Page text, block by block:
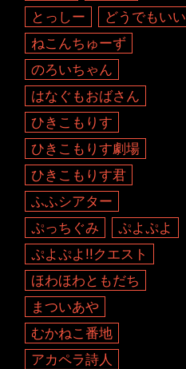
とっしー
どうでもいい
ねこんちゅーず
のろいちゃん
はなぐもおばさん
ひきこもりす
ひきこもりす劇場
ひきこもりす君
ふふシアター
ぷっちぐみ
ぷよぷよ
ぷよぷよ!!クエスト
ほわほわともだち
まついあや
むかねこ番地
アカペラ詩人